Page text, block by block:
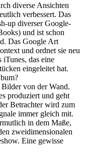
diverse Ansichten
verbessert. Das
up diverser Google-
und ist schon
Das Google Art
und ordnet sie neu
das eine
eingeleitet hat.
von der Wand.
produziert und geht
Betrachter wird zum
immer gleich mit.
in dem Maße,
zweidimensionalen
Eine gewisse